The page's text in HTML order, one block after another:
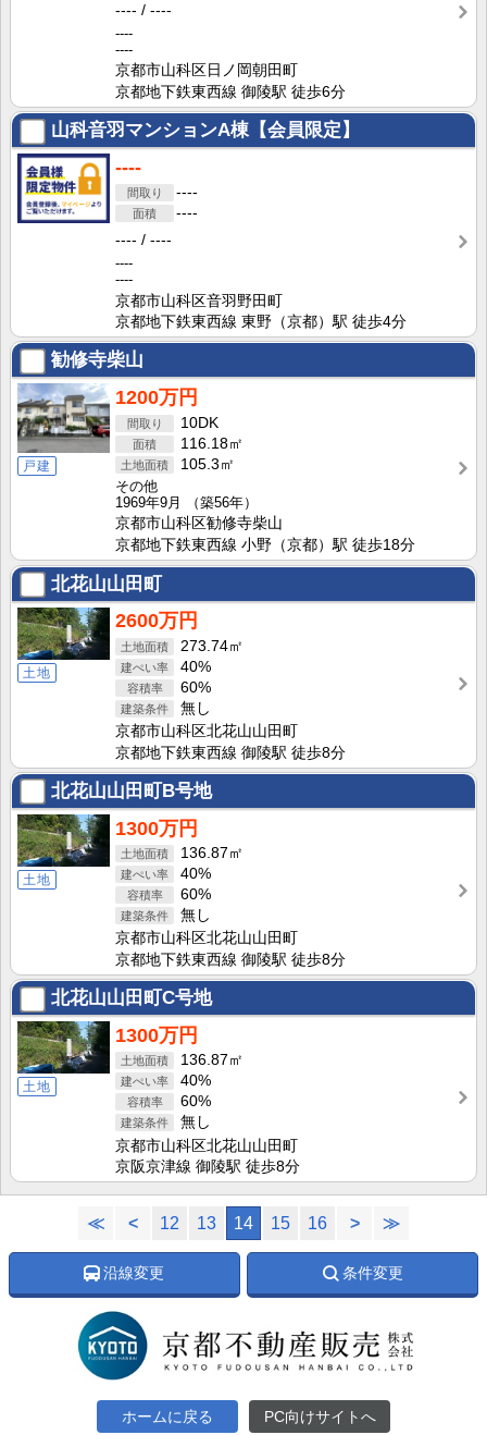
----
----
----
----
京都市山科区日ノ岡朝田町
京都地下鉄東西線 御陵駅 徒歩6分
山科音羽マンションA棟【会員限定】
----
----
----
----
----
----
----
京都市山科区音羽野田町
京都地下鉄東西線 東野（京都）駅 徒歩4分
勧修寺柴山
戸建
1200万円
10DK
116.18㎡
105.3㎡
その他
1969年9月
（築56年）
京都市山科区勧修寺柴山
京都地下鉄東西線 小野（京都）駅 徒歩18分
北花山山田町
土地
2600万円
273.74㎡
40%
60%
無し
京都市山科区北花山山田町
京都地下鉄東西線 御陵駅 徒歩8分
北花山山田町B号地
土地
1300万円
136.87㎡
40%
60%
無し
京都市山科区北花山山田町
京都地下鉄東西線 御陵駅 徒歩8分
北花山山田町C号地
土地
1300万円
136.87㎡
40%
60%
無し
京都市山科区北花山山田町
京阪京津線 御陵駅 徒歩8分
≪ < 12 13 14 15 16 > ≫
沿線変更 条件変更
ホームに戻る PC向けサイトへ